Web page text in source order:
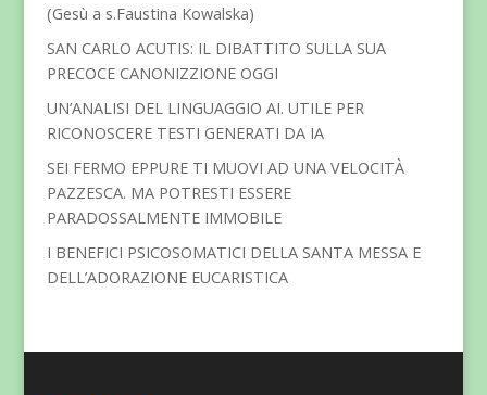
(Gesù a s.Faustina Kowalska)
SAN CARLO ACUTIS: IL DIBATTITO SULLA SUA
PRECOCE CANONIZZIONE OGGI
UN’ANALISI DEL LINGUAGGIO AI. UTILE PER
RICONOSCERE TESTI GENERATI DA IA
SEI FERMO EPPURE TI MUOVI AD UNA VELOCITÀ
PAZZESCA. MA POTRESTI ESSERE
PARADOSSALMENTE IMMOBILE
I BENEFICI PSICOSOMATICI DELLA SANTA MESSA E
DELL’ADORAZIONE EUCARISTICA